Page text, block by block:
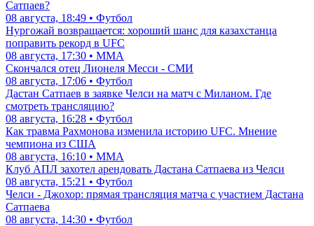
Сатпаев?
08 августа, 18:49 • Футбол
Нургожай возвращается: хороший шанс для казахстанца
поправить рекорд в UFC
08 августа, 17:30 • ММА
Скончался отец Лионеля Месси - СМИ
08 августа, 17:06 • Футбол
Дастан Сатпаев в заявке Челси на матч с Миланом. Где
смотреть трансляцию?
08 августа, 16:28 • Футбол
Как травма Рахмонова изменила историю UFC. Мнение
чемпиона из США
08 августа, 16:10 • ММА
Клуб АПЛ захотел арендовать Дастана Сатпаева из Челси
08 августа, 15:21 • Футбол
Челси - Джохор: прямая трансляция матча с участием Дастана
Сатпаева
08 августа, 14:30 • Футбол